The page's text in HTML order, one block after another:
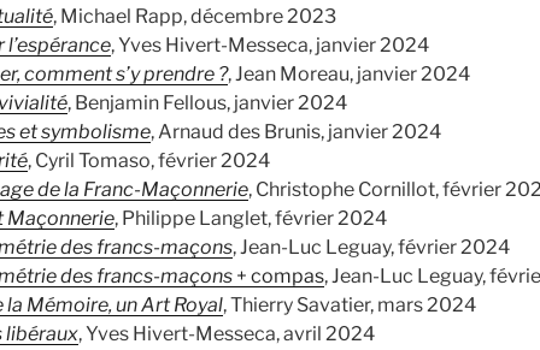
, Michael Rapp, décembre 2023
l’espérance, Yves Hivert-Messeca, janvier 2024
comment s’y prendre ?, Jean Moreau, janvier 2024
, Benjamin Fellous, janvier 2024
et symbolisme, Arnaud des Brunis, janvier 2024
, Cyril Tomaso, février 2024
de la Franc-Maçonnerie, Christophe Cornillot, février
Maçonnerie, Philippe Langlet, février 2024
des francs-maçons, Jean-Luc Leguay, février 2024
des francs-maçons + compas, Jean-Luc Leguay,
la Mémoire, un Art Royal, Thierry Savatier, mars 2024
libéraux, Yves Hivert-Messeca, avril 2024